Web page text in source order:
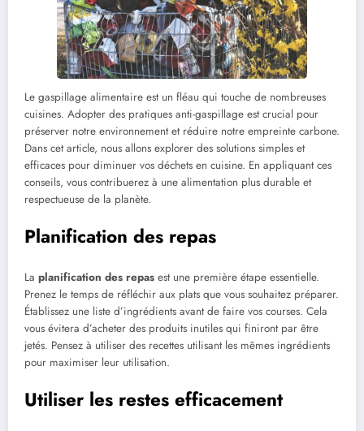
Le gaspillage alimentaire est un fléau qui touche de nombreuses
cuisines. Adopter des pratiques anti-gaspillage est crucial pour
préserver notre environnement et réduire notre empreinte carbone.
Dans cet article, nous allons explorer des solutions simples et
efficaces pour diminuer vos déchets en cuisine. En appliquant ces
conseils, vous contribuerez à une alimentation plus durable et
respectueuse de la planète.
Planification des repas
La planification des repas est une première étape essentielle.
Prenez le temps de réfléchir aux plats que vous souhaitez préparer.
Établissez une liste d’ingrédients avant de faire vos courses. Cela
vous évitera d’acheter des produits inutiles qui finiront par être
jetés. Pensez à utiliser des recettes utilisant les mêmes ingrédients
pour maximiser leur utilisation.
Utiliser les restes efficacement